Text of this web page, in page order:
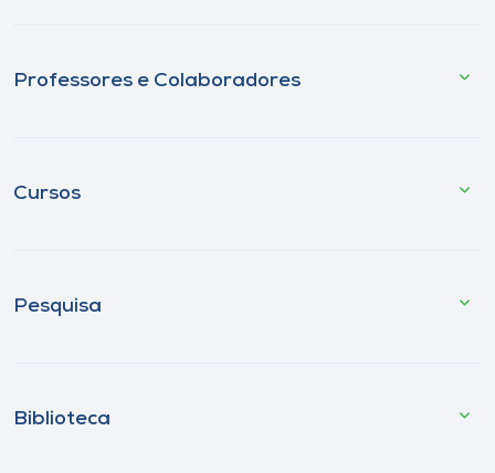
Professores e Colaboradores
Cursos
Pesquisa
Biblioteca